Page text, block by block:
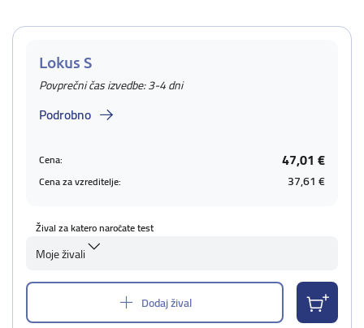
Lokus S
Povprečni čas izvedbe: 3-4 dni
Podrobno
Cena: 47,01 €
Cena za vzreditelje: 37,61 €
Žival za katero naročate test
Moje živali
Dodaj žival